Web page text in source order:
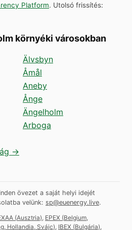
Platform. Utolsó frissítés:
környéki városokban
Älvsbyn
Åmål
Aneby
Ånge
Ängelholm
Arboga
→
övezet a saját helyi idejét
velünk: sp@euenergy.live.
(Ausztria) EPEX (Belgium,
Hollandia, Svájc) IBEX (Bulgária)